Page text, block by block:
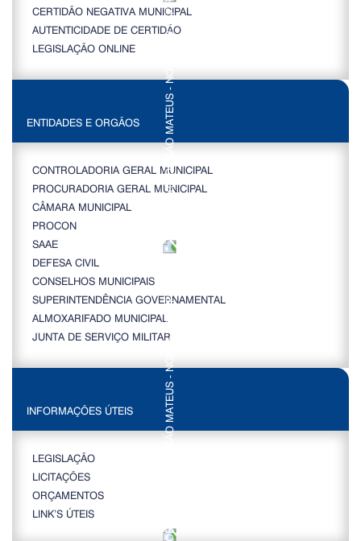
CERTIDÃO NEGATIVA MUNICIPAL
AUTENTICIDADE DE CERTIDÃO
LEGISLAÇÃO ONLINE
ENTIDADES E ORGÃOS
CONTROLADORIA GERAL MUNICIPAL
PROCURADORIA GERAL MUNICIPAL
CÂMARA MUNICIPAL
PROCON
SAAE
DEFESA CIVIL
CONSELHOS MUNICIPAIS
SUPERINTENDÊNCIA GOVERNAMENTAL
ALMOXARIFADO MUNICIPAL
JUNTA DE SERVIÇO MILITAR
INFORMAÇÕES ÚTEIS
LEGISLAÇÃO
LICITAÇÕES
ORÇAMENTOS
LINK’S ÚTEIS